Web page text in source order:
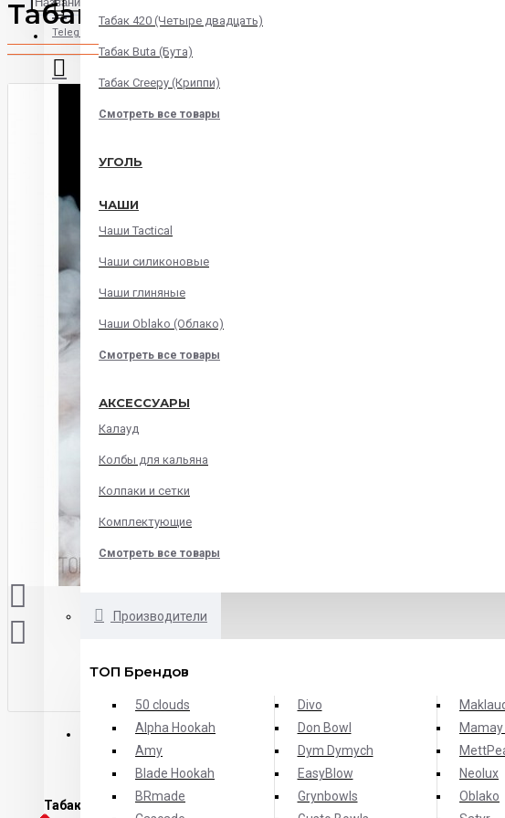
Telegram
Instagram
Viber
В корзине пусто!
Табак 420 (Четыре двадцать)
Табак Buta (Бута)
Табак Creepy (Криппи)
Смотреть все товары
УГОЛЬ
ЧАШИ
Чаши Tactical
Чаши силиконовые
Чаши глиняные
Чаши Oblako (Облако)
Смотреть все товары
АКСЕССУАРЫ
Калауд
Колбы для кальяна
Колпаки и сетки
Комплектующие
Смотреть все товары
Производители
ТОП Брендов
50 clouds
Alpha Hookah
Amy
Blade Hookah
BRmade
Divo
Don Bowl
Dym Dymych
EasyBlow
Grynbowls
Neolux
Oblako
Табак Honey Badger Mild
ОПИСАНИЕ ХАРАКТЕРИСТИКИ ОТЗЫВЫ
Табак Honey Badger Зеленое яблоко
- кисло-сладкое яблоко, очень